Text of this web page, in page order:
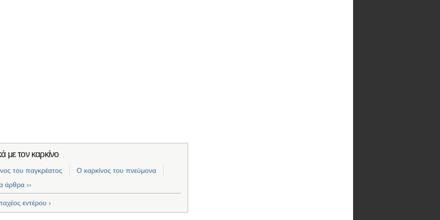
με τον καρκίνο
του παγκρέατος
Ο καρκίνος του πνεύμονα
άρθρα ››
εντέρου ›